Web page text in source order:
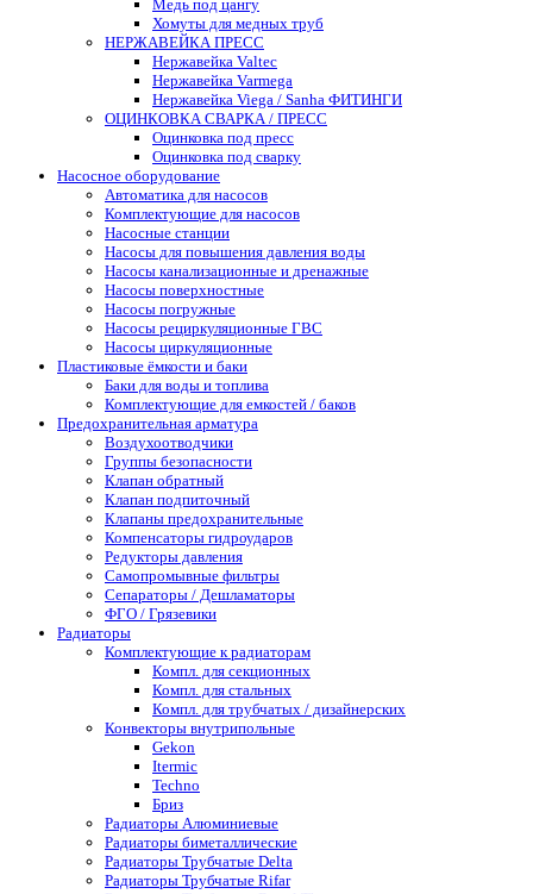
Медь под цангу
Хомуты для медных труб
НЕРЖАВЕЙКА ПРЕСС
Нержавейка Valtec
Нержавейка Varmega
Нержавейка Viega / Sanha ФИТИНГИ
ОЦИНКОВКА СВАРКА / ПРЕСС
Оцинковка под пресс
Оцинковка под сварку
Насосное оборудование
Автоматика для насосов
Комплектующие для насосов
Насосные станции
Насосы для повышения давления воды
Насосы канализационные и дренажные
Насосы поверхностные
Насосы погружные
Насосы рециркуляционные ГВС
Насосы циркуляционные
Пластиковые ёмкости и баки
Баки для воды и топлива
Комплектующие для емкостей / баков
Предохранительная арматура
Воздухоотводчики
Группы безопасности
Клапан обратный
Клапан подпиточный
Клапаны предохранительные
Компенсаторы гидроударов
Редукторы давления
Самопромывные фильтры
Сепараторы / Дешламаторы
ФГО / Грязевики
Радиаторы
Комплектующие к радиаторам
Компл. для секционных
Компл. для стальных
Компл. для трубчатых / дизайнерских
Конвекторы внутрипольные
Gekon
Itermic
Techno
Бриз
Радиаторы Алюминиевые
Радиаторы биметаллические
Радиаторы Трубчатые Delta
Радиаторы Трубчатые Rifar